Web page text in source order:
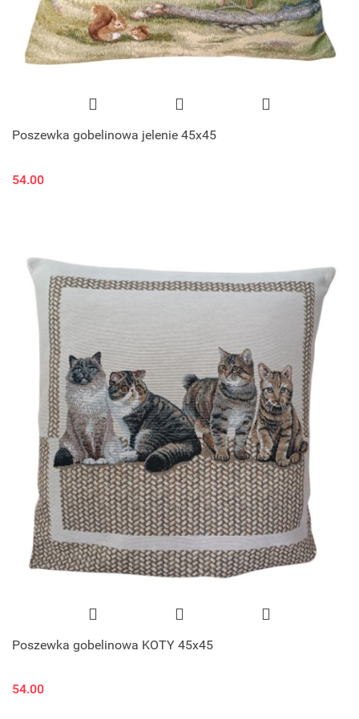
Poszewka gobelinowa jelenie 45x45
54.00
Poszewka gobelinowa KOTY 45x45
54.00